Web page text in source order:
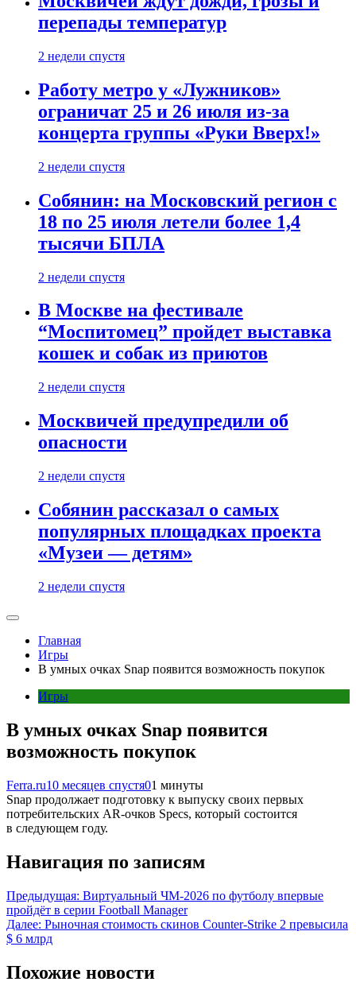
перепады температур
2 недели спустя
Работу метро у «Лужников»
ограничат 25 и 26 июля из-за
концерта группы «Руки Вверх!»
2 недели спустя
Собянин: на Московский регион с
18 по 25 июля летели более 1,4
тысячи БПЛА
2 недели спустя
В Москве на фестивале
“Моспитомец” пройдет выставка
кошек и собак из приютов
2 недели спустя
Москвичей предупредили об
опасности
2 недели спустя
Собянин рассказал о самых
популярных площадках проекта
«Музеи — детям»
2 недели спустя
Главная
Игры
В умных очках Snap появится возможность покупок
Игры
В умных очках Snap появится
возможность покупок
Ferra.ru10 месяцев спустя01 минуты
Snap продолжает подготовку к выпуску своих первых
потребительских AR-очков Specs, который состоится
в следующем году.
Навигация по записям
Предыдущая: Виртуальный ЧМ-2026 по футболу впервые
пройдёт в серии Football Manager
Далее: Рыночная стоимость скинов Counter-Strike 2 превысила
$ 6 млрд
Похожие новости